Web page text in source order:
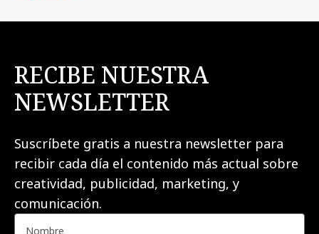
RECIBE NUESTRA
NEWSLETTER
Suscríbete gratis a nuestra newsletter para
recibir cada día el contenido más actual sobre
creatividad, publicidad, marketing, y
comunicación.